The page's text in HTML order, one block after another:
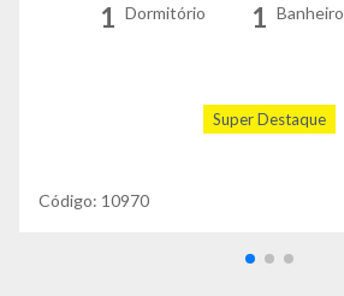
1 Dormitório 1 Banheiro
Super Destaque
Código: 10970